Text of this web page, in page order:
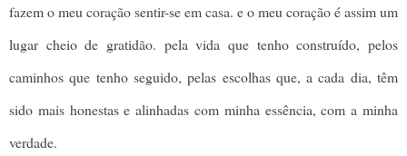
fazem o meu coração sentir-se em casa. e o meu coração é assim um
lugar cheio de gratidão. pela vida que tenho construído, pelos
caminhos que tenho seguido, pelas escolhas que, a cada dia, têm
sido mais honestas e alinhadas com minha essência, com a minha
verdade.